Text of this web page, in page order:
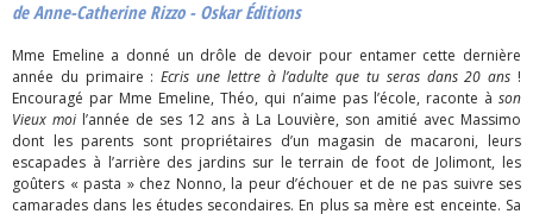
de Anne-Catherine Rizzo - Oskar Éditions
Mme Emeline a donné un drôle de devoir pour entamer cette dernière
année du primaire :Ecris une lettre à l’adulte que tu seras dans 20 ans !
Encouragé par Mme Emeline, Théo, qui n’aime pas l’école, raconte à son
Vieux moi l’année de ses 12 ans à La Louvière, son amitié avec Massimo
dont les parents sont propriétaires d’un magasin de macaroni, leurs
escapades à l’arrière des jardins sur le terrain de foot de Jolimont, les
goûters « pasta » chez Nonno, la peur d’échouer et de ne pas suivre ses
camarades dans les études secondaires. En plus sa mère est enceinte. Sa